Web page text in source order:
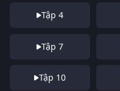
Tập 4
Tập 7
Tập 10